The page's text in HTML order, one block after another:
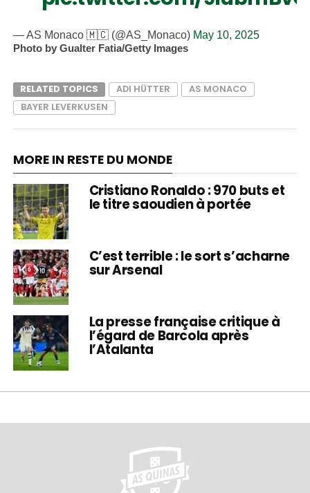
— AS Monaco 🇲🇨 (@AS_Monaco) May 10, 2025
Photo by Gualter Fatia/Getty Images
RELATED TOPICS ADI HÜTTER
AS MONACO
BAYER LEVERKUSEN
MORE IN RESTE DU MONDE
Cristiano Ronaldo : 970 buts et
le titre saoudien à portée
C’est terrible : le sort s’acharne
sur Arsenal
La presse française critique à
l’égard de Barcola après
l’Atalanta